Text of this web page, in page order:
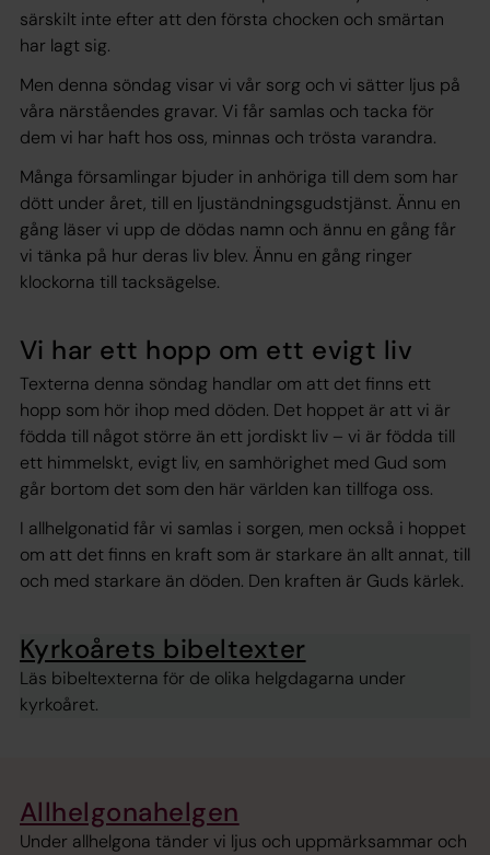
särskilt inte efter att den första chocken och smärtan
har lagt sig.
Men denna söndag visar vi vår sorg och vi sätter ljus på
våra närståendes gravar. Vi får samlas och tacka för
dem vi har haft hos oss, minnas och trösta varandra.
Många församlingar bjuder in anhöriga till dem som har
dött under året, till en ljuständningsgudstjänst. Ännu en
gång läser vi upp de dödas namn och ännu en gång får
vi tänka på hur deras liv blev. Ännu en gång ringer
klockorna till tacksägelse.
Vi har ett hopp om ett evigt liv
Texterna denna söndag handlar om att det finns ett
hopp som hör ihop med döden. Det hoppet är att vi är
födda till något större än ett jordiskt liv – vi är födda till
ett himmelskt, evigt liv, en samhörighet med Gud som
går bortom det som den här världen kan tillfoga oss.
I allhelgonatid får vi samlas i sorgen, men också i hoppet
om att det finns en kraft som är starkare än allt annat, till
och med starkare än döden. Den kraften är Guds kärlek.
Kyrkoårets bibeltexter
Läs bibeltexterna för de olika helgdagarna under
kyrkoåret.
Allhelgonahelgen
Under allhelgona tänder vi ljus och uppmärksammar och